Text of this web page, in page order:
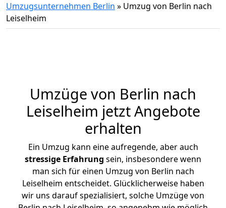
Umzugsunternehmen Berlin » Umzug von Berlin nach
Leiselheim
Umzüge von Berlin nach
Leiselheim jetzt Angebote
erhalten
Ein Umzug kann eine aufregende, aber auch
stressige Erfahrung sein, insbesondere wenn
man sich für einen Umzug von Berlin nach
Leiselheim entscheidet. Glücklicherweise haben
wir uns darauf spezialisiert, solche Umzüge von